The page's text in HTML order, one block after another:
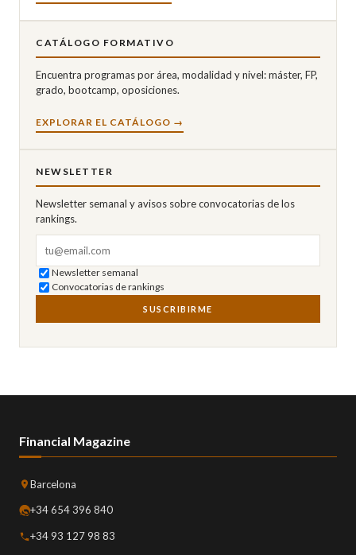
CATÁLOGO FORMATIVO
Encuentra programas por área, modalidad y nivel: máster, FP,
grado, bootcamp, oposiciones.
EXPLORAR EL CATÁLOGO →
NEWSLETTER
Newsletter semanal y avisos sobre convocatorias de los
rankings.
Newsletter semanal
Convocatorias de rankings
SUSCRIBIRME
Financial Magazine
Barcelona
+34 654 396 840
+34 93 127 98 83